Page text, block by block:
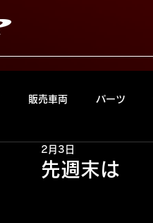
販売車両 パーツ
先週末は
2月3日